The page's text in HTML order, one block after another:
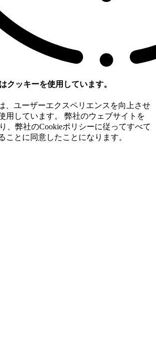
クッキーを使用しています。
、ユーザーエクスペリエンスを向上させ
用しています。 弊社のウェブサイトを
、弊社のCookieポリシーに従ってすべて
ことに同意したことになります。